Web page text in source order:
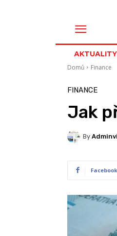
AKTUALITY
Domů Finance
FINANCE
Jak
By
Facebook